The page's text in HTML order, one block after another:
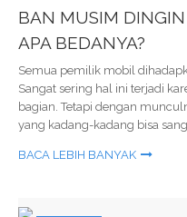
BAN MUSIM
APA BEDANYA?
Semua pemilik mobil
Sangat sering hal ini terjadi
bagian. Tetapi dengan
yang kadang-kadang bisa
BACA LEBIH BANYAK